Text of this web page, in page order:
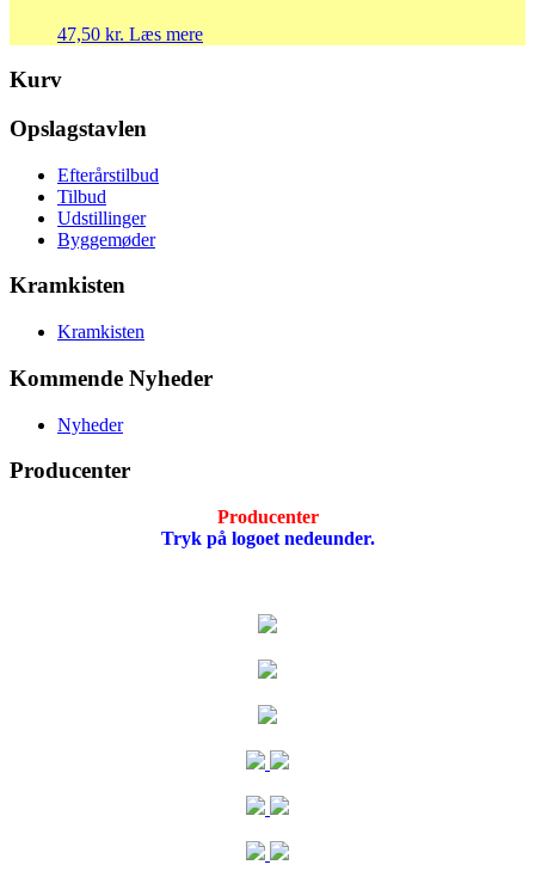
47,50 kr. Læs mere
Kurv
Opslagstavlen
Efterårstilbud
Tilbud
Udstillinger
Byggemøder
Kramkisten
Kramkisten
Kommende Nyheder
Nyheder
Producenter
Producenter
Tryk på logoet nedeunder.